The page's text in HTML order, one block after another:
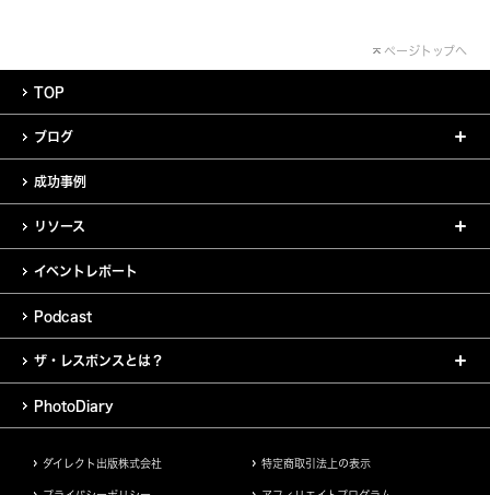
ページトップへ
TOP
ブログ
成功事例
リソース
イベントレポート
Podcast
ザ・レスポンスとは？
PhotoDiary
ダイレクト出版株式会社 特定商取引法上の表示